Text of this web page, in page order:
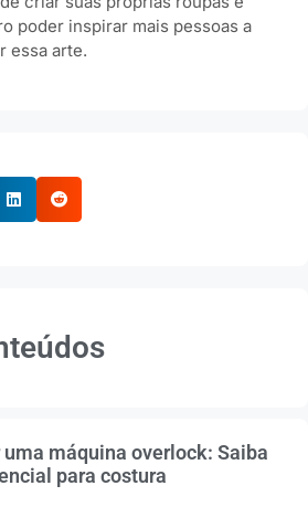
poder inspirar mais pessoas a
essa arte.
máquina overlock: Saiba
para costura